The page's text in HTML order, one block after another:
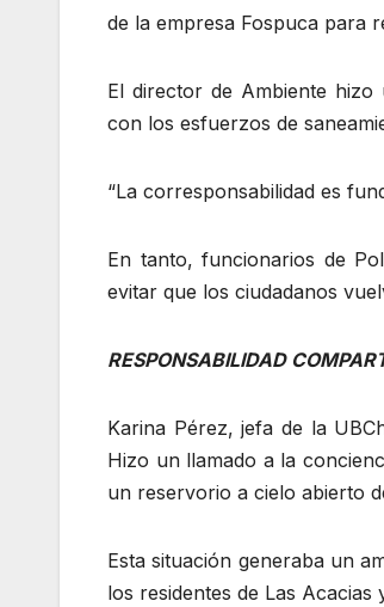
de la empresa Fospuca para
El director de Ambiente
con los esfuerzos de
“La corresponsabilidad es
En tanto, funcionarios de
evitar que los ciudadanos
RESPONSABILIDAD
Karina Pérez, jefa de la
Hizo un llamado a la
un reservorio a cielo abierto
Esta situación generaba un
los residentes de Las Acacias